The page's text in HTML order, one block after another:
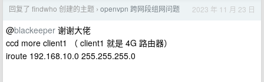
回复了 findwho 创建的主题 › openvpn 跨网段组网问题 2023 年 11 月 23 日
@blackeeper 谢谢大佬
ccd more client1 （ client1 就是 4G 路由器）
iroute 192.168.10.0 255.255.255.0